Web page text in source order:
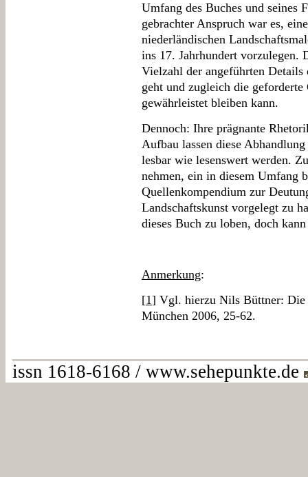
Umfang des Buches und seines
gebrachter Anspruch war es,
niederländischen
ins 17. Jahrhundert vorzulegen.
Vielzahl der angeführten
geht und zugleich die
gewährleistet bleiben kann.
Dennoch: Ihre prägnante
Aufbau lassen diese
lesbar wie lesenswert werden.
nehmen, ein in diesem Umfang
Quellenkompendium zur
Landschaftskunst vorgelegt zu
dieses Buch zu loben, doch
Anmerkung:
[1] Vgl. hierzu Nils Büttner: Die
München 2006, 25-62.
issn 1618-6168 / www.sehepunkte.de